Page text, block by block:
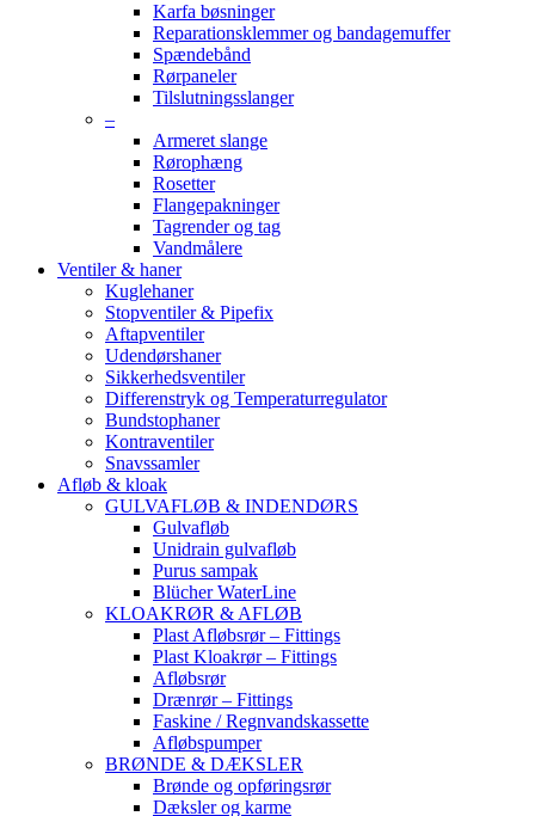
Karfa bøsninger
Reparationsklemmer og bandagemuffer
Spændebånd
Rørpaneler
Tilslutningsslanger
–
Armeret slange
Rørophæng
Rosetter
Flangepakninger
Tagrender og tag
Vandmålere
Ventiler & haner
Kuglehaner
Stopventiler & Pipefix
Aftapventiler
Udendørshaner
Sikkerhedsventiler
Differenstryk og Temperaturregulator
Bundstophaner
Kontraventiler
Snavssamler
Afløb & kloak
GULVAFLØB & INDENDØRS
Gulvafløb
Unidrain gulvafløb
Purus sampak
Blücher WaterLine
KLOAKRØR & AFLØB
Plast Afløbsrør – Fittings
Plast Kloakrør – Fittings
Afløbsrør
Drænrør – Fittings
Faskine / Regnvandskassette
Afløbspumper
BRØNDE & DÆKSLER
Brønde og opføringsrør
Dæksler og karme